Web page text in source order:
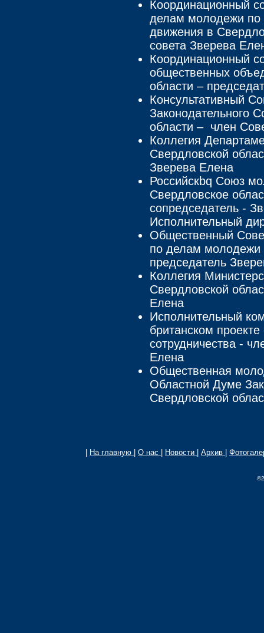
Координационный
делам молодежи по
движения в
совета Зверева
Координационный
общественных
области –
Консультативный
Законодательного
области – член
Коллегия
Свердловской
Зверева Елена
Российскbq Союз
Свердловское
сопредседатель -
Исполнительный
Общественный
по делам молодежи
председатель
Коллегия
Свердловской
Елена
Исполнительный
британском проекте
сотрудничества -
Елена
Общественная
Областной Думе
Свердловской
На главную О нас Новости Архив